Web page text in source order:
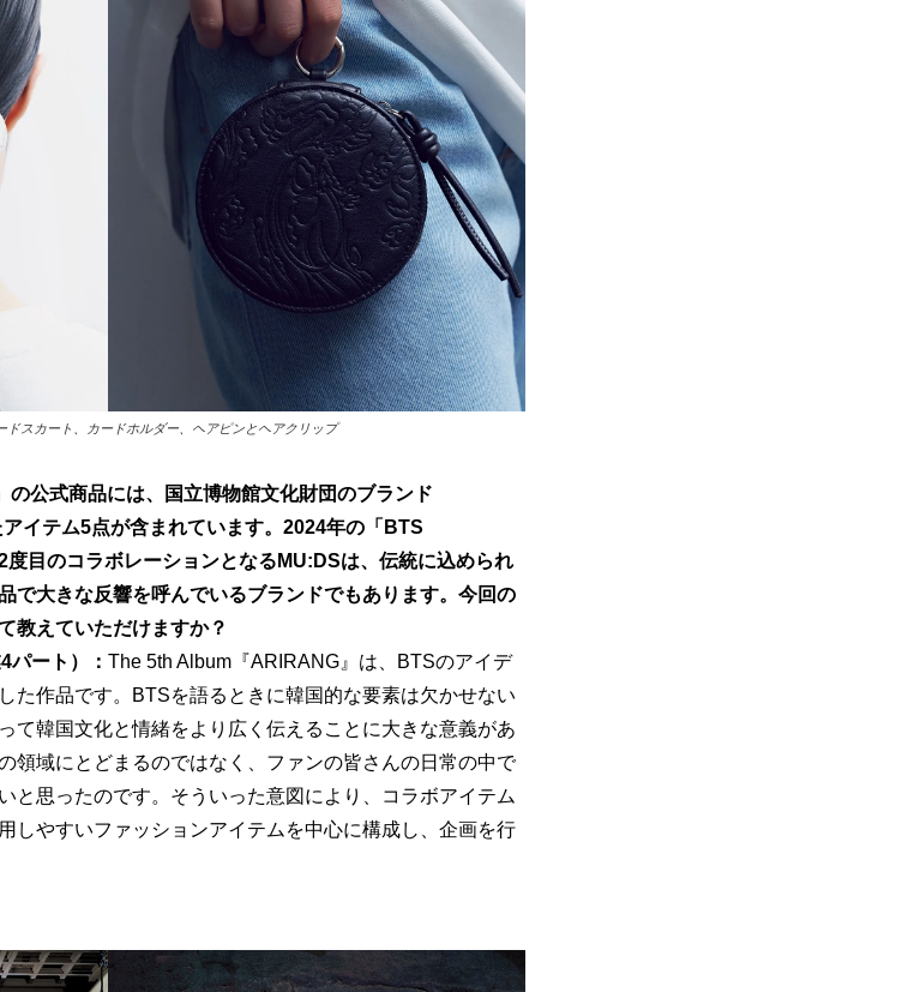
スカート、カードホルダー、ヘアピンとヘアクリップ
公式商品には、国立博物館文化財団のブランド
イテム5点が含まれています。2024年の「BTS
目のコラボレーションとなるMU:DSは、伝統に込められ
で大きな反響を呼んでいるブランドでもあります。今回の
教えていただけますか？
パート）： The 5th Album『ARIRANG』は、BTSのアイデ
た作品です。BTSを語るときに韓国的な要素は欠かせない
て韓国文化と情緒をより広く伝えることに大きな意義があ
領域にとどまるのではなく、ファンの皆さんの日常の中で
と思ったのです。そういった意図により、コラボアイテム
しやすいファッションアイテムを中心に構成し、企画を行